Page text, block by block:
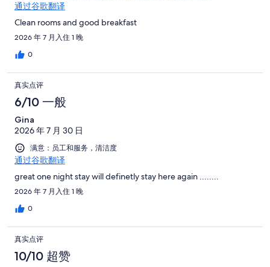
条
点
评
通过谷歌翻译
Clean rooms and good breakfast
2026 年 7 月入住 1 晚
0
真实点评
6/10 一般
Gina
2026 年 7 月 30 日
满意：员工和服务，清洁度
通过谷歌翻译
great one night stay will definetly stay here again ........
2026 年 7 月入住 1 晚
0
真实点评
10/10 超赞